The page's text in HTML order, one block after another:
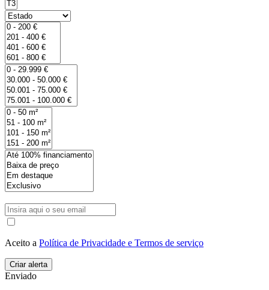
Aceito a Política de Privacidade e Termos de serviço
Enviado